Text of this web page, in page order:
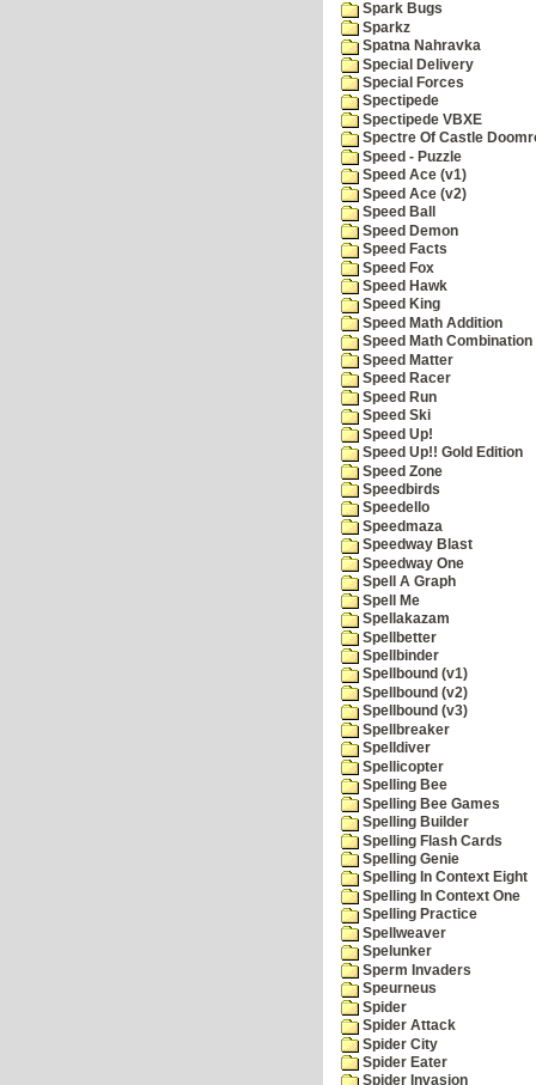
Spark Bugs
Sparkz
Spatna Nahravka
Special Delivery
Special Forces
Spectipede
Spectipede VBXE
Spectre Of Castle
Speed - Puzzle
Speed Ace (v1)
Speed Ace (v2)
Speed Ball
Speed Demon
Speed Facts
Speed Fox
Speed Hawk
Speed King
Speed Math Addition
Speed Math Combination
Speed Matter
Speed Racer
Speed Run
Speed Ski
Speed Up!
Speed Up!! Gold Edition
Speed Zone
Speedbirds
Speedello
Speedmaza
Speedway Blast
Speedway One
Spell A Graph
Spell Me
Spellakazam
Spellbetter
Spellbinder
Spellbound (v1)
Spellbound (v2)
Spellbound (v3)
Spellbreaker
Spelldiver
Spellicopter
Spelling Bee
Spelling Bee Games
Spelling Builder
Spelling Flash Cards
Spelling Genie
Spelling In Context Eight
Spelling In Context One
Spelling Practice
Spellweaver
Spelunker
Sperm Invaders
Speurneus
Spider
Spider Attack
Spider City
Spider Eater
Spider Invasion